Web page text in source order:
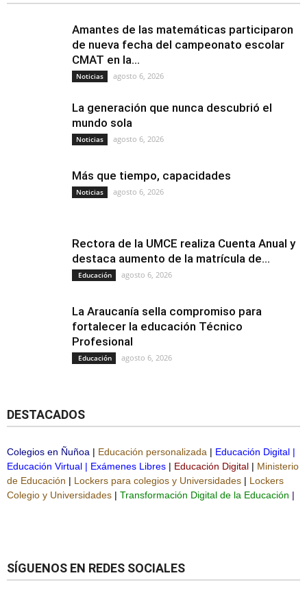
Amantes de las matemáticas participaron
de nueva fecha del campeonato escolar
CMAT en la...
Noticias agosto 6, 2026
La generación que nunca descubrió el
mundo sola
Noticias agosto 6, 2026
Más que tiempo, capacidades
Noticias agosto 6, 2026
Rectora de la UMCE realiza Cuenta Anual y
destaca aumento de la matrícula de...
Educación agosto 6, 2026
La Araucanía sella compromiso para
fortalecer la educación Técnico
Profesional
Educación agosto 6, 2026
DESTACADOS
Colegios en Ñuñoa | Educación personalizada | Educación Digital |
Educación Virtual | Exámenes Libres | Educación Digital | Ministerio
de Educación | Lockers para colegios y Universidades | Lockers
Colegio y Universidades | Transformación Digital de la Educación |
SÍGUENOS EN REDES SOCIALES